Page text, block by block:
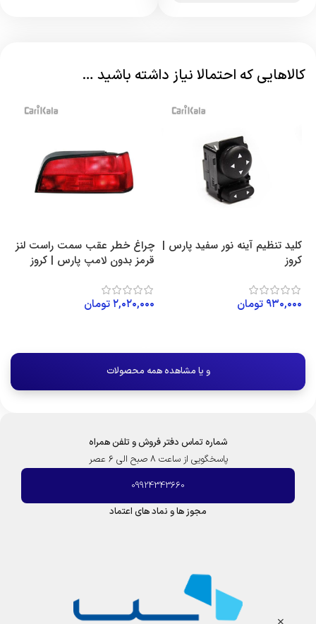
کالاهایی که احتمالا نیاز داشته باشید …
کلید تنظیم آینه نور سفید پارس |
کروز
۹۳۰,۰۰۰ تومان
چراغ خطر عقب سمت راست لنز
قرمز بدون لامپ پارس | کروز
۲,۰۲۰,۰۰۰تومان
و یا مشاهده همه محصولات
شماره تماس دفتر فروش و تلفن همراه
پاسخگویی از ساعت 8 صبح الی 6 عصر
09924343660
مجوز ها و نماد های اعتماد